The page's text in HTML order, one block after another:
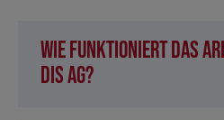
Wie funktioniert das
DIS AG?